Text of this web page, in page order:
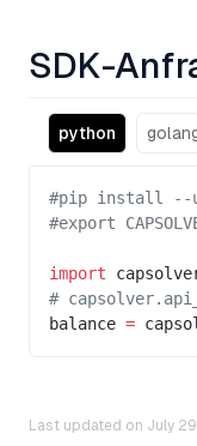
SDK-
python
#pip install --
#export
import
#
balance =
Last updated on July